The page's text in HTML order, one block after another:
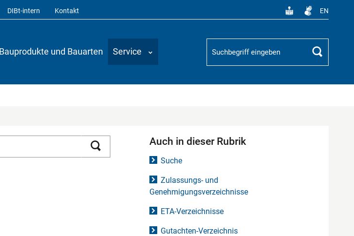
DIBt-intern Kontakt EN
Bauprodukte und Bauarten Service
Suchbegriff
Suchen
Auch in dieser Rubrik
Suche
Zulassungs- und
Genehmigungsverzeichnisse
ETA-Verzeichnisse
Gutachten-Verzeichnis